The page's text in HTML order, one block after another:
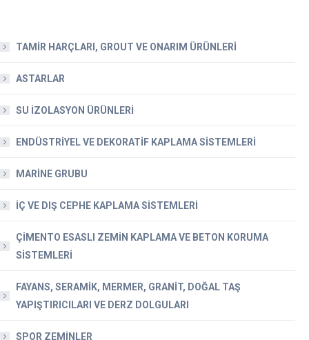
TAMİR HARÇLARI, GROUT VE ONARIM ÜRÜNLERİ
ASTARLAR
SU İZOLASYON ÜRÜNLERİ
ENDÜSTRİYEL VE DEKORATİF KAPLAMA SİSTEMLERİ
MARİNE GRUBU
İÇ VE DIŞ CEPHE KAPLAMA SİSTEMLERİ
ÇİMENTO ESASLI ZEMİN KAPLAMA VE BETON KORUMA
SİSTEMLERİ
FAYANS, SERAMİK, MERMER, GRANİT, DOĞAL TAŞ
YAPIŞTIRICILARI VE DERZ DOLGULARI
SPOR ZEMİNLER